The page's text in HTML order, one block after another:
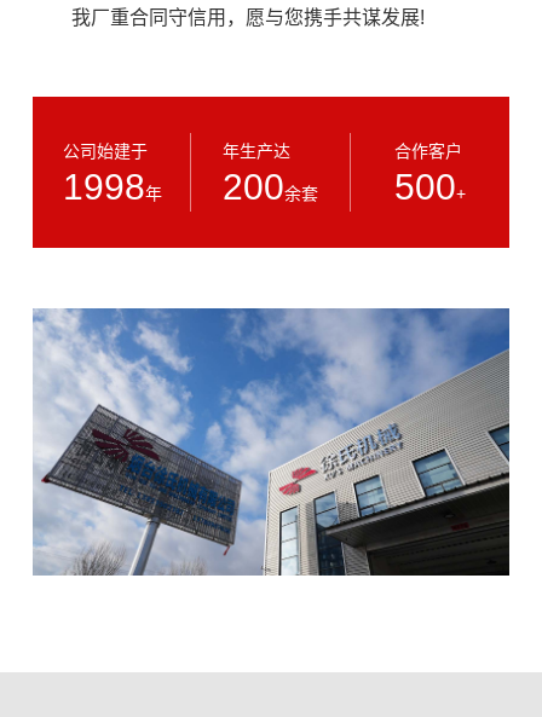
我厂重合同守信用，愿与您携手共谋发展!
公司始建于
1998年
年生产达
200余套
合作客户
500+